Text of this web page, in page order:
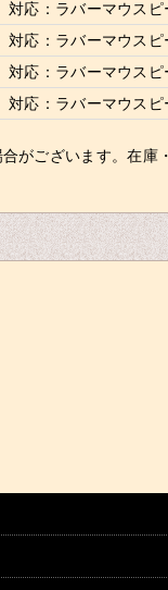
対応：ラバーマウスピ
対応：ラバーマウスピ
対応：ラバーマウスピ
対応：ラバーマウスピ
がございます。在庫